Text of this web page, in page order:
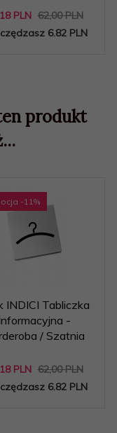
PLN 62,00 PLN
6.82 PLN
produkt
-11%
INDICI Tabliczka
-
/ Szatnia
PLN 62,00 PLN
6.82 PLN